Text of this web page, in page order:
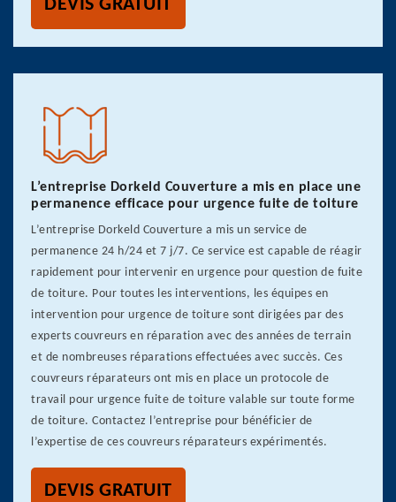
DEVIS GRATUIT
L’entreprise Dorkeld Couverture a mis en place une
permanence efficace pour urgence fuite de toiture
L’entreprise Dorkeld Couverture a mis un service de
permanence 24 h/24 et 7 j/7. Ce service est capable de réagir
rapidement pour intervenir en urgence pour question de fuite
de toiture. Pour toutes les interventions, les équipes en
intervention pour urgence de toiture sont dirigées par des
experts couvreurs en réparation avec des années de terrain
et de nombreuses réparations effectuées avec succès. Ces
couvreurs réparateurs ont mis en place un protocole de
travail pour urgence fuite de toiture valable sur toute forme
de toiture. Contactez l’entreprise pour bénéficier de
l’expertise de ces couvreurs réparateurs expérimentés.
DEVIS GRATUIT